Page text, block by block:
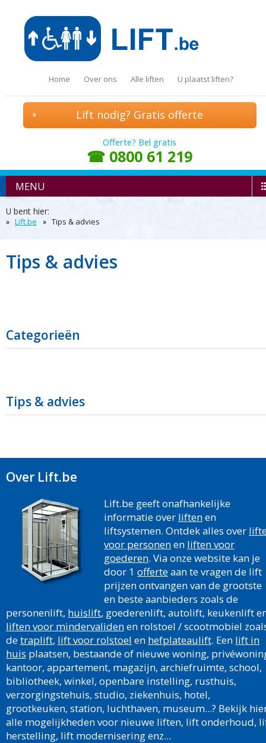
Home Over ons Alle liften U plaatst liften?
Lift nodig? Gratis offerte
Offerte? Bel gratis
☎ 0800 61 219
MENU
U bent hier:
Lift.be Tips & advies
Tips & advies
Categorieën
Tips & advies
Over Lift.be
Lift.be geeft onafhankelijke
informatie over liftenen
liftsystemen. Ontdek alles over
voor personenen liften voor
goederen. Via onze website kan je
door 1 offerteaan te vragen de lift
prijzen ontvangen van de grootste
en beste aanbieders zoals de
personenlift, huislift, goederenlift, autolift, keukenlift
liften voor mindervalidenen rolstoel / scootmobiel
detraplift, lift voor rolstoel en hefplateaulift. Een lift in
huis plaatsen, bestaande of nieuwe woning,
kantoor, appartement, magazijn, archiefruimte, school,
bibliotheek, winkel, openbare instelling, rusthuis,
verzorgingstehuis, studio, ziekenhuis, hotel,
grootkeuken, station, luchthaven, museum...? Bekijk
alle mogelijkheden voor nieuwe liften, lift onderhoud,
herstelling, lift modernisering enz...